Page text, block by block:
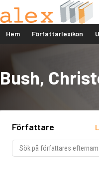
Hem Författarlexikon
Bush,
Författare